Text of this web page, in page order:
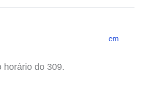
em
horário do 309.